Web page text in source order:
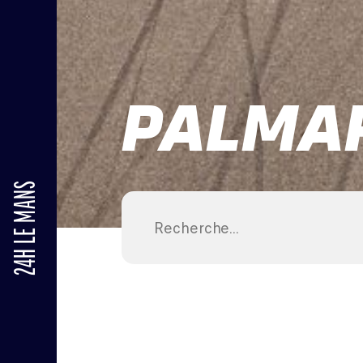
24H LE MANS